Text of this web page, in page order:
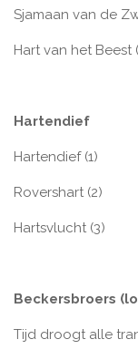
Sjamaan van de
Hart van het Beest
Hartendief
Hartendief (1)
Rovershart (2)
Hartsvlucht (3)
Beckersbroers
Tijd droogt alle